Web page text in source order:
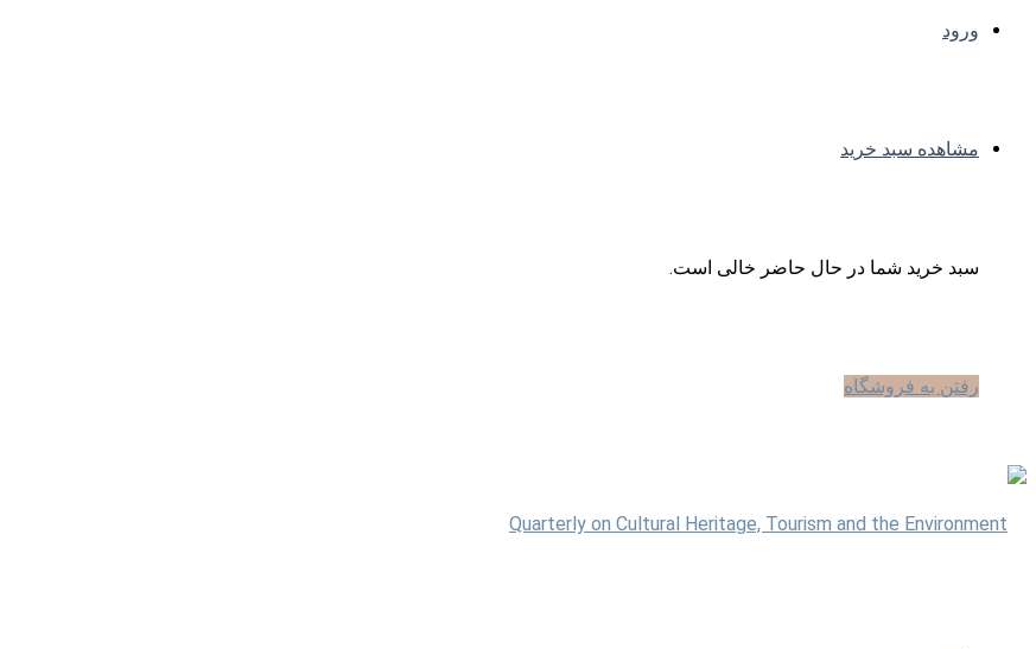
ورود
مشاهده سبد خرید
سبد خرید شما در حال حاضر خالی است.
رفتن به فروشگاه